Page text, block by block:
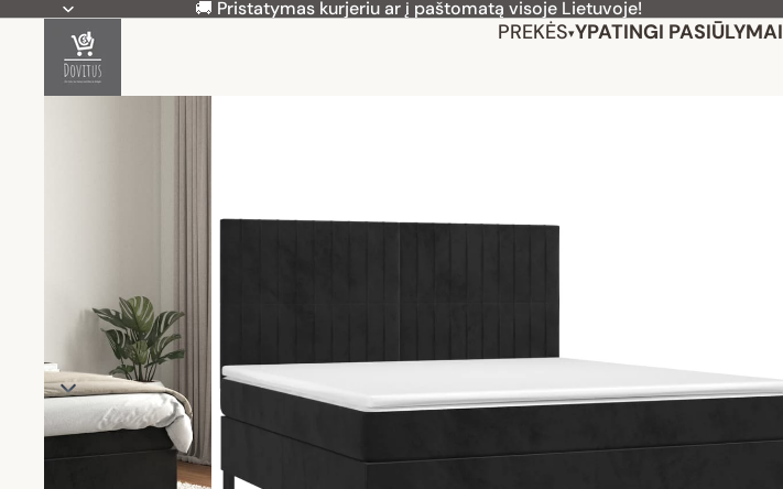
🚚 Pristatymas kurjeriu ar į paštomatą visoje Lietuvoje!
PREKĖS▾YPATINGI PASIŪLYMAI